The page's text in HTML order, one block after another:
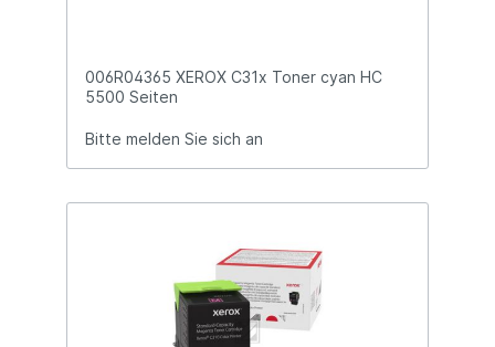
006R04365 XEROX C31x Toner cyan HC
5500 Seiten
Bitte melden Sie sich an